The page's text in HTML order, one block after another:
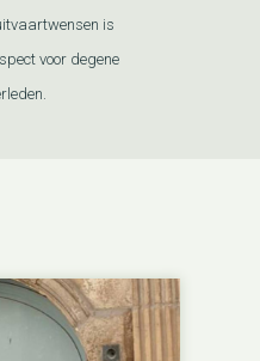
is
voor degene